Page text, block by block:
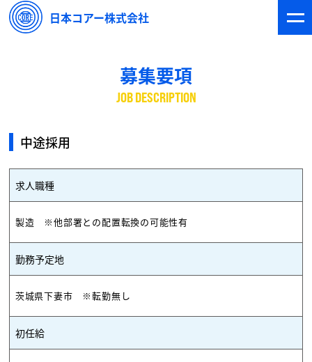
日本コアー株式会社
募集要項
JOB DESCRIPTION
中途採用
求人職種
製造 ※他部署との配置転換の可能性有
勤務予定地
茨城県下妻市 ※転勤無し
初任給